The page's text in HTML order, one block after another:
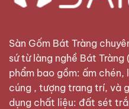
Sàn Gốm Bát Tràng
sứ từ làng nghề Bát
phẩm bao gồm: ấm
cúng , tượng trang trí, và
dụng chất liệu: đất sét